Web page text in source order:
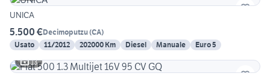
UNICA
5.500 €Decimoputzu(CA)
Usato
11/2012 202000 Km Diesel Manuale
Euro 5
13